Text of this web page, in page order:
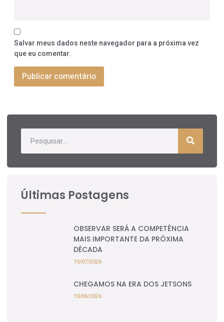
Salvar meus dados neste navegador para a próxima vez
que eu comentar.
Últimas Postagens
OBSERVAR SERÁ A COMPETÊNCIA
MAIS IMPORTANTE DA PRÓXIMA
DÉCADA
10/07/2026
CHEGAMOS NA ERA DOS JETSONS
10/06/2026